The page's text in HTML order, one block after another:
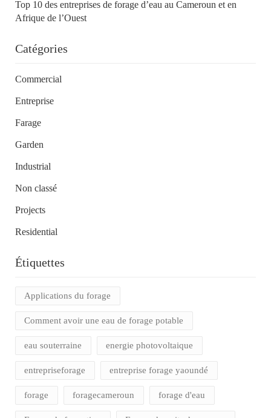
Top 10 des entreprises de forage d’eau au Cameroun et en
Afrique de l’Ouest
Catégories
Commercial
Entreprise
Farage
Garden
Industrial
Non classé
Projects
Residential
Étiquettes
Applications du forage
Comment avoir une eau de forage potable
eau souterraine energie photovoltaique
entrepriseforage entreprise forage yaoundé
forage foragecameroun forage d'eau